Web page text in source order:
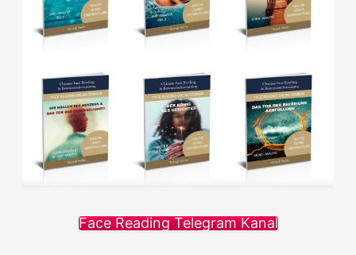
Face Reading Telegram Kanal